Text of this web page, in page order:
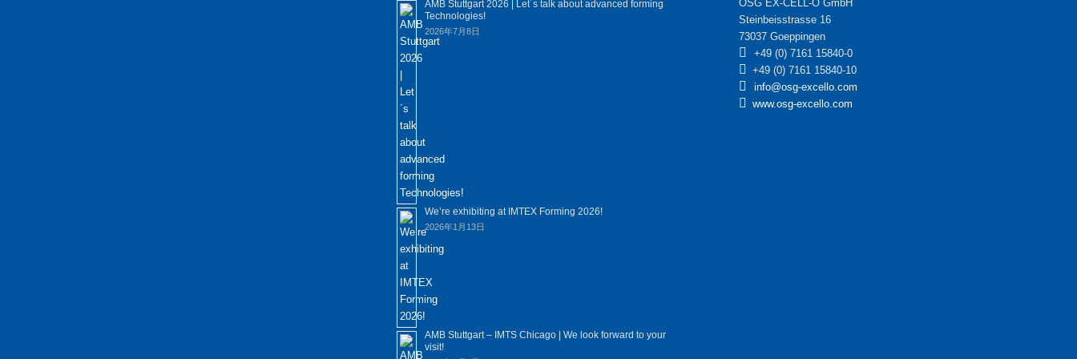
AMB Stuttgart 2026 | Let´s talk about advanced forming
Technologies!
2026年7月8日
We’re exhibiting at IMTEX Forming 2026!
2026年1月13日
AMB Stuttgart – IMTS Chicago | We look forward to your
visit!
OSG EX-CELL-O GmbH
Steinbeisstrasse 16
73037 Goeppingen
+49 (0) 7161 15840-0
+49 (0) 7161 15840-10
info@osg-excello.com
www.osg-excello.com